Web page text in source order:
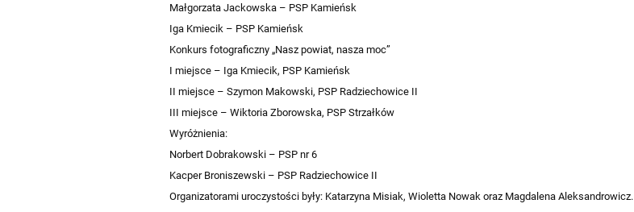
Małgorzata Jackowska – PSP Kamieńsk
Iga Kmiecik – PSP Kamieńsk
Konkurs fotograficzny „Nasz powiat, nasza moc”
I miejsce – Iga Kmiecik, PSP Kamieńsk
II miejsce – Szymon Makowski, PSP Radziechowice II
III miejsce – Wiktoria Zborowska, PSP Strzałków
Wyróżnienia:
Norbert Dobrakowski – PSP nr 6
Kacper Broniszewski – PSP Radziechowice II
Organizatorami uroczystości były: Katarzyna Misiak, Wioletta Nowak oraz Magdalena Aleksandrowicz.